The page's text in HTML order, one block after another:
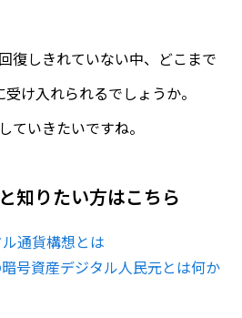
復しきれていない中、どこまで
け入れられるでしょうか。
ていきたいですね。
知りたい方はこちら
通貨構想とは
号資産デジタル人民元とは何か